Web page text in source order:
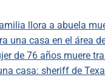
llora a abuela
una casa en el área
de 76 años muere
casa: sheriff de